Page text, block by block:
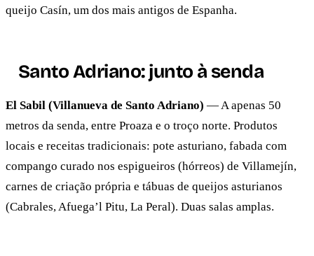
queijo Casín, um dos mais antigos de Espanha.
Santo Adriano: junto à senda
El Sabil (Villanueva de Santo Adriano) — A apenas 50
metros da senda, entre Proaza e o troço norte. Produtos
locais e receitas tradicionais: pote asturiano, fabada com
compango curado nos espigueiros (hórreos) de Villamejín,
carnes de criação própria e tábuas de queijos asturianos
(Cabrales, Afuega’l Pitu, La Peral). Duas salas amplas.